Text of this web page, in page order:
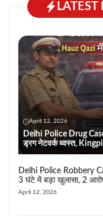
LATEST
April 12, 2026
Delhi Police Drug
ड्रग नेटवर्क ध्वस्त,
Delhi Police Robbery
3 घंटे में बड़ा खुलासा, 2
April 12, 2026